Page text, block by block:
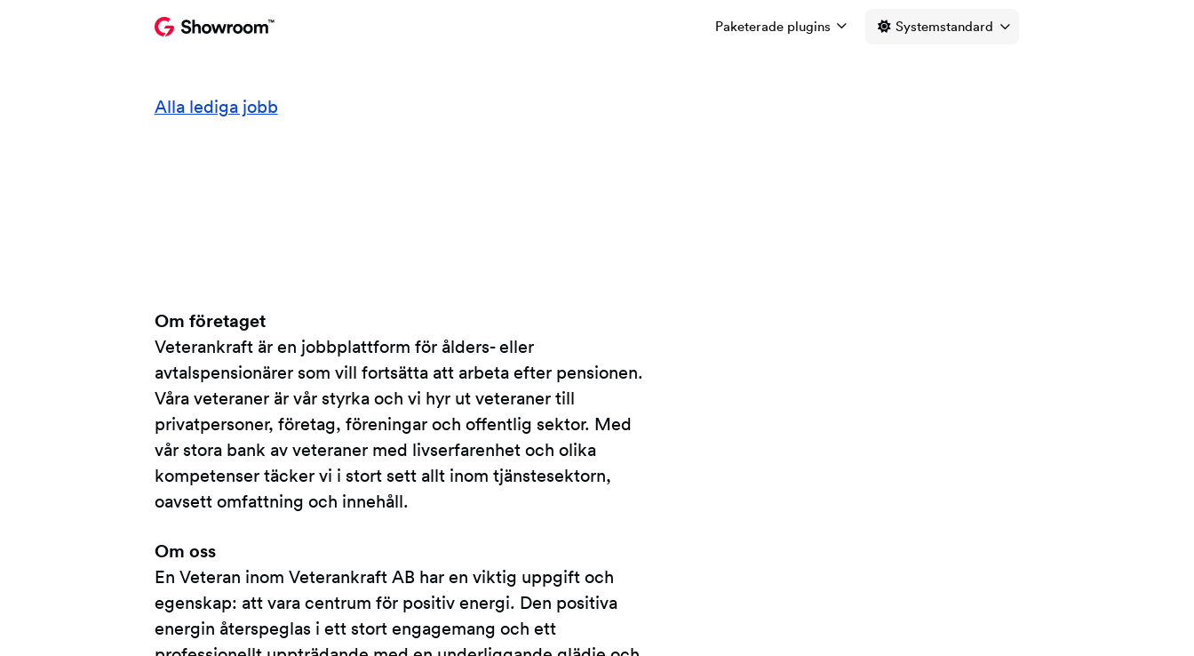
Paketerade plugins Systemstandard
Alla lediga jobb
Om företaget
Veterankraft är en jobbplattform för ålders- eller
avtalspensionärer som vill fortsätta att arbeta efter pensionen.
Våra veteraner är vår styrka och vi hyr ut veteraner till
privatpersoner, företag, föreningar och offentlig sektor. Med
vår stora bank av veteraner med livserfarenhet och olika
kompetenser täcker vi i stort sett allt inom tjänstesektorn,
oavsett omfattning och innehåll.
Om oss
En Veteran inom Veterankraft AB har en viktig uppgift och
egenskap: att vara centrum för positiv energi. Den positiva
energin återspeglas i ett stort engagemang och ett